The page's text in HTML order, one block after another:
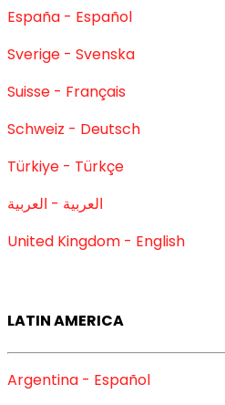
España - Español
Sverige - Svenska
Suisse - Français
Schweiz - Deutsch
Türkiye - Türkçe
العربية - العربية
United Kingdom - English
LATIN AMERICA
Argentina - Español